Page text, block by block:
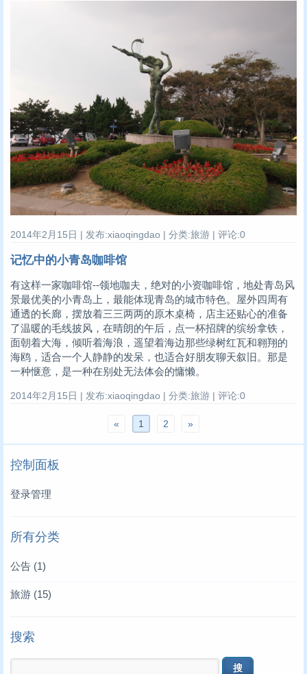
2014年2月15日 | 发布:xiaoqingdao | 分类:旅游 | 评论:0
记忆中的小青岛咖啡馆
有这样一家咖啡馆--领地咖夫，绝对的小资咖啡馆，地处青岛风
景最优美的小青岛上，最能体现青岛的城市特色。屋外四周有
通透的长廊，摆放着三三两两的原木桌椅，店主还贴心的准备
了温暖的毛线披风，在晴朗的午后，点一杯招牌的缤纷拿铁，
面朝着大海，倾听着海浪，遥望着海边那些绿树红瓦和翱翔的
海鸥，适合一个人静静的发呆，也适合好朋友聊天叙旧。那是
一种惬意，是一种在别处无法体会的慵懒。
2014年2月15日 | 发布:xiaoqingdao | 分类:旅游 | 评论:0
« 1 2 »
控制面板
登录管理
所有分类
公告 (1)
旅游 (15)
搜索